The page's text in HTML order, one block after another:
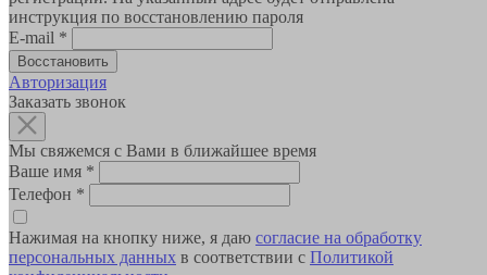
инструкция по восстановлению пароля
E-mail *
Авторизация
Заказать звонок
Мы свяжемся с Вами в ближайшее время
Ваше имя *
Телефон *
Нажимая на кнопку ниже, я даю согласие на обработку
персональных данных в соответствии с Политикой